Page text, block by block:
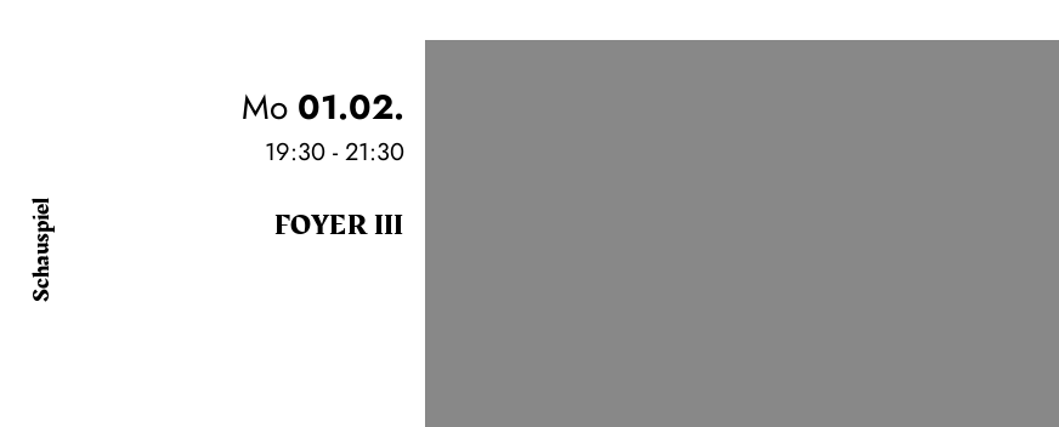
Schauspiel
Mo 01.02.
19:30 - 21:30
FOYER III